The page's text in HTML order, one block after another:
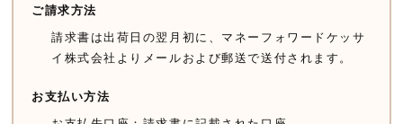
ご請求方法
請求書は出荷日の翌月初に、マネーフォワードケッサ
イ株式会社よりメールおよび郵送で送付されます。
お支払い方法